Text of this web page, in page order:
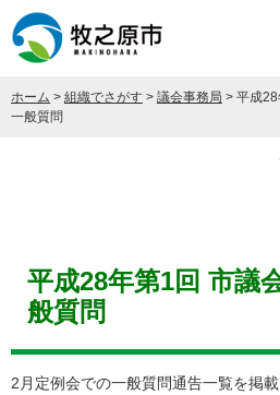
ー
先
ニ
をホーム > 組織でさがす > 議会事務局 > 平成
一般質問
平成28年第1回 市
般質問
2月定例会での一般質問通告一覧を掲載